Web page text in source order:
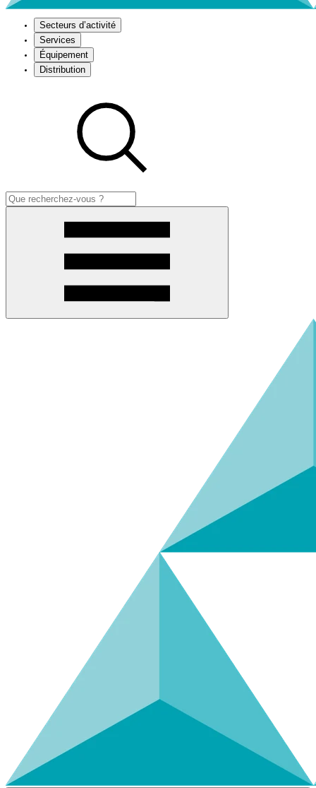
Secteurs d’activité
Services
Équipement
Distribution